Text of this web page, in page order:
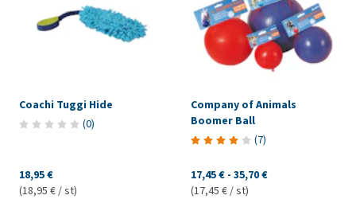
Coachi Tuggi Hide
(0)
18,95 €
(18,95 € / st)
Company of Animals
Boomer Ball
(7)
17,45 € - 35,70 €
(17,45 € / st)